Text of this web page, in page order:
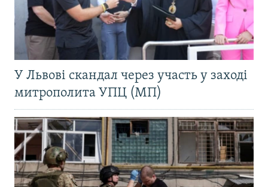
У Львові скандал через участь у заході
митрополита УПЦ (МП)